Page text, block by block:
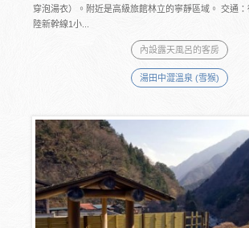
穿泡湯衣）。附近是高級旅館林立的寧靜區域。 交通
陸新幹線1小...
內設露天風呂的客房
湯田中澀溫泉 (雪猴)